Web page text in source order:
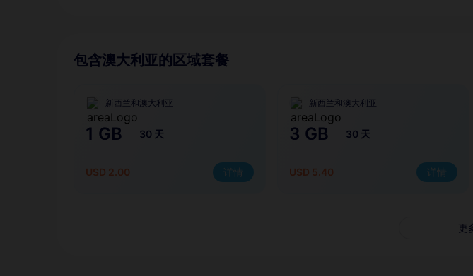
包含澳大利亚的区域套餐
新西兰和澳大利亚
1 GB 30 天
USD 2.00 详情
新西兰和澳大利亚
3 GB 30 天
USD 5.40 详情
更